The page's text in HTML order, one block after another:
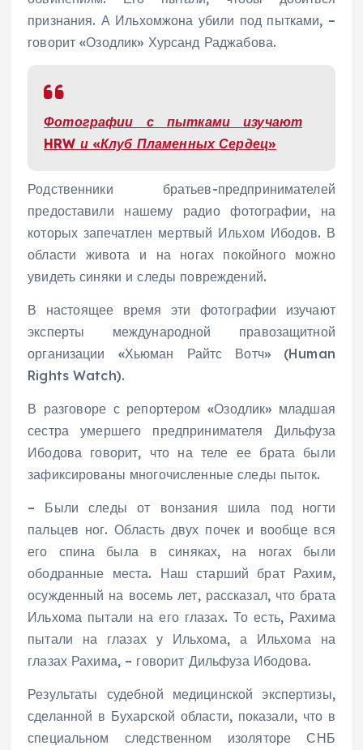
признания. А Ильхомжона убили под пытками, –
говорит «Озодлик» Хурсанд Раджабова.
Фотографии с пытками изучают
HRW и «Клуб Пламенных Сердец»
Родственники братьев-предпринимателей
предоставили нашему радио фотографии, на
которых запечатлен мертвый Ильхом Ибодов. В
области живота и на ногах покойного можно
увидеть синяки и следы повреждений.
В настоящее время эти фотографии изучают
эксперты международной правозащитной
организации «Хьюман Райтс Вотч» (Human
Rights Watch).
В разговоре с репортером «Озодлик» младшая
сестра умершего предпринимателя Дильфуза
Ибодова говорит, что на теле ее брата были
зафиксированы многочисленные следы пыток.
– Были следы от вонзания шила под ногти
пальцев ног. Область двух почек и вообще вся
его спина была в синяках, на ногах были
ободранные места. Наш старший брат Рахим,
осужденный на восемь лет, рассказал, что брата
Ильхома пытали на его глазах. То есть, Рахима
пытали на глазах у Ильхома, а Ильхома на
глазах Рахима, – говорит Дильфуза Ибодова.
Результаты судебной медицинской экспертизы,
сделанной в Бухарской области, показали, что в
специальном следственном изоляторе СНБ